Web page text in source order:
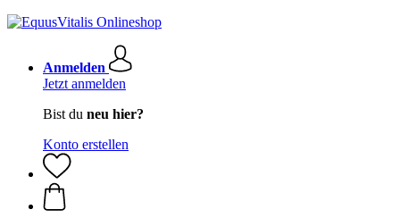
Anmelden
Jetzt anmelden
Bist du neu hier?
Konto erstellen